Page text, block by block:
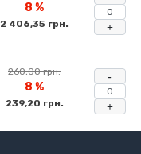
8 %
2 406,35 грн. +
260,00 грн.
8 %
239,20 грн. +